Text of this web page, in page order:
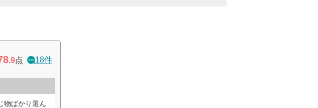
.9点 18件
物ばかり選ん